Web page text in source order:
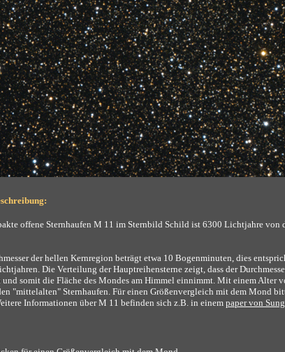
offene Sternhaufen M 11 im Sternbild Schild ist 6300 Lichtjahre von
der hellen Kernregion beträgt etwa 10 Bogenminuten, dies
Die Verteilung der Hauptreihensterne zeigt, dass der
und somit die Fläche des Mondes am Himmel einnimmt. Mit einem Alter
"mittelalten" Sternhaufen. Für einen Größenvergleich mit dem Mond
Informationen über M 11 befinden sich z.B. in einem paper von